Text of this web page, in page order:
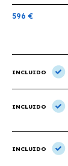
596 €
INCLUIDO
INCLUIDO
INCLUIDO